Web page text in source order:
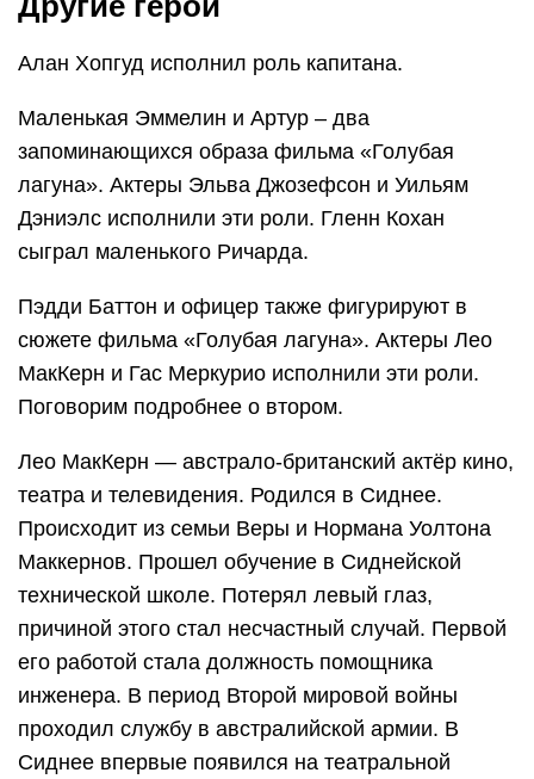
Алан Хопгуд исполнил роль капитана.
Маленькая Эммелин и Артур – два
запоминающихся образа фильма «Голубая
лагуна». Актеры Эльва Джозефсон и Уильям
Дэниэлс исполнили эти роли. Гленн Кохан
сыграл маленького Ричарда.
Пэдди Баттон и офицер также фигурируют в
сюжете фильма «Голубая лагуна». Актеры Лео
МакКерн и Гас Меркурио исполнили эти роли.
Поговорим подробнее о втором.
Лео МакКерн — австрало-британский актёр кино,
театра и телевидения. Родился в Сиднее.
Происходит из семьи Веры и Нормана Уолтона
Маккернов. Прошел обучение в Сиднейской
технической школе. Потерял левый глаз,
причиной этого стал несчастный случай. Первой
его работой стала должность помощника
инженера. В период Второй мировой войны
проходил службу в австралийской армии. В
Сиднее впервые появился на театральной